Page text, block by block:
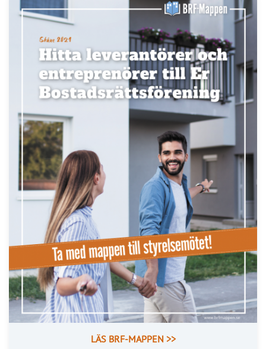
Läs fler nyheter
Kommentarer till Svensk Mäklarstatistik